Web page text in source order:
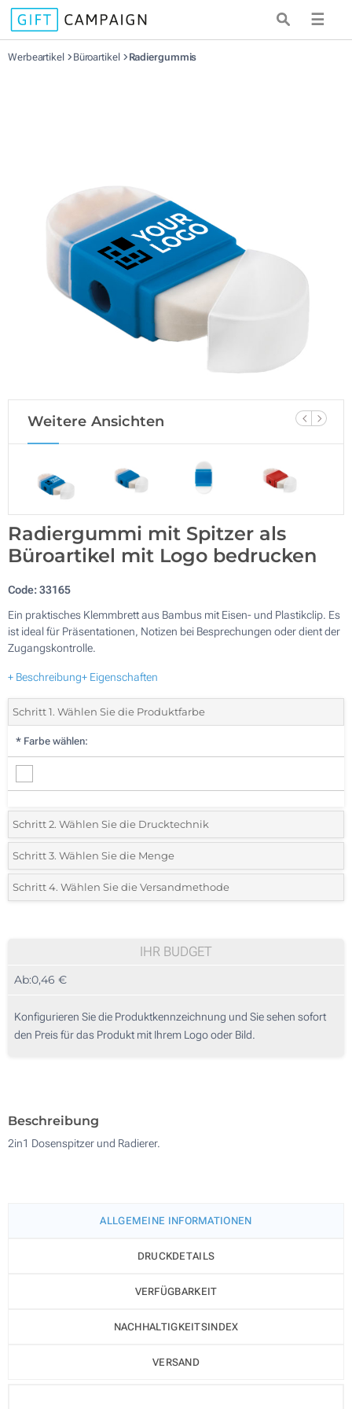
☰
Werbeartikel Büroartikel Radiergummis
Weitere Ansichten
Radiergummi mit Spitzer als
Büroartikel mit Logo bedrucken
Code:33165
Ein praktisches Klemmbrett aus Bambus mit Eisen- und Plastikclip. Es
ist ideal für Präsentationen, Notizen bei Besprechungen oder dient der
Zugangskontrolle.
+ Beschreibung+ Eigenschaften
Schritt 1. Wählen Sie die Produktfarbe
* Farbe wählen:
Schritt 2. Wählen Sie die Drucktechnik
*Wählen Sie die Druck- und Farbtechniken für Ihr Logo:
1 Farbig (Auf einer Seite, mittig)
3 Farbig (Auf einer Seite, mittig)
Doming mit Harz (Auf einer Seite, mittig)
Schritt 3. Wählen Sie die Menge
*Bitte wählen Sie Ihre gewünschte Menge
50
125
250
Schritt 4. Wählen Sie die Versandmethode
IHR BUDGET
Ab:0,46 €
Konfigurieren Sie die Produktkennzeichnung und Sie sehen sofort
den Preis für das Produkt mit Ihrem Logo oder Bild.
Beschreibung
2in1 Dosenspitzer und Radierer.
ALLGEMEINE INFORMATIONEN
DRUCKDETAILS
VERFÜGBARKEIT
NACHHALTIGKEITSINDEX
VERSAND